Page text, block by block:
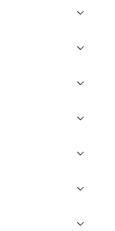
Bandi
Enti
Bandi